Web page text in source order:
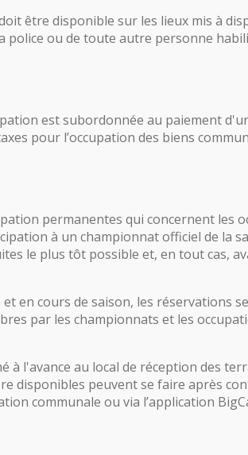
être disponible sur les lieux mis à
police ou de toute autre personne
est subordonnée au paiement
pour l’occupation des biens
permanentes qui concernent les
à un championnat officiel de la
le plus tôt possible et, en tout cas,
et en cours de saison, les réservations
par les championnats et les
à l'avance au local de réception des
disponibles peuvent se faire après
communale ou via l’application